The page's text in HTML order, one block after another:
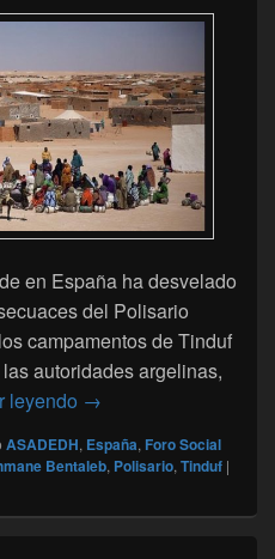
en España ha desvelado
del Polisario
campamentos de Tinduf
autoridades argelinas,
leyendo Una ONG saharaui
→
ASADEDH, España, Foro Social
Bentaleb, Polisario,Tinduf |